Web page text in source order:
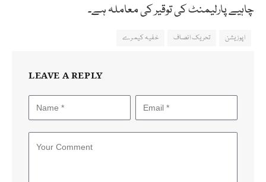
چاہیے پارلیمنٹ کی توقیر کی معاملہ ہے۔
اپوزیشن تحریک انصاف خفیہ کیمرے
LEAVE A REPLY